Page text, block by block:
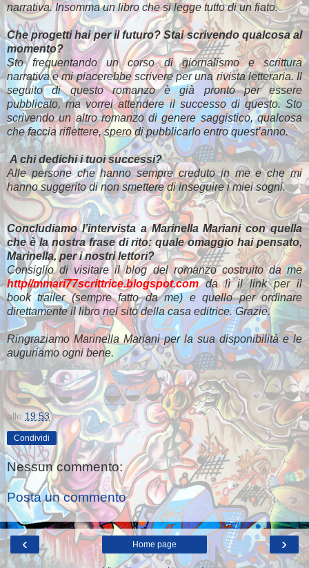
narrativa. Insomma un libro che si legge tutto di un fiato.
Che progetti hai per il futuro? Stai scrivendo qualcosa al
momento?
Sto frequentando un corso di giornalismo e scrittura
narrativa e mi piacerebbe scrivere per una rivista letteraria. Il
seguito di questo romanzo è già pronto per essere
pubblicato, ma vorrei attendere il successo di questo. Sto
scrivendo un altro romanzo di genere saggistico, qualcosa
che faccia riflettere, spero di pubblicarlo entro quest’anno.
A chi dedichi i tuoi successi?
Alle persone che hanno sempre creduto in me e che mi
hanno suggerito di non smettere di inseguire i miei sogni.
Concludiamo l’intervista a Marinella Mariani con quella
che è la nostra frase di rito: quale omaggio hai pensato,
Marinella, per i nostri lettori?
Consiglio di visitare il blog del romanzo costruito da me
http//mmari77scrittrice.blogspot.comda lì il link per il
book trailer (sempre fatto da me) e quello per ordinare
direttamente il libro nel sito della casa editrice. Grazie.
Ringraziamo Marinella Mariani per la sua disponibilità e le
auguriamo ogni bene.
alle 19:53
Condividi
Nessun commento:
Posta un commento
‹ ›
Home page